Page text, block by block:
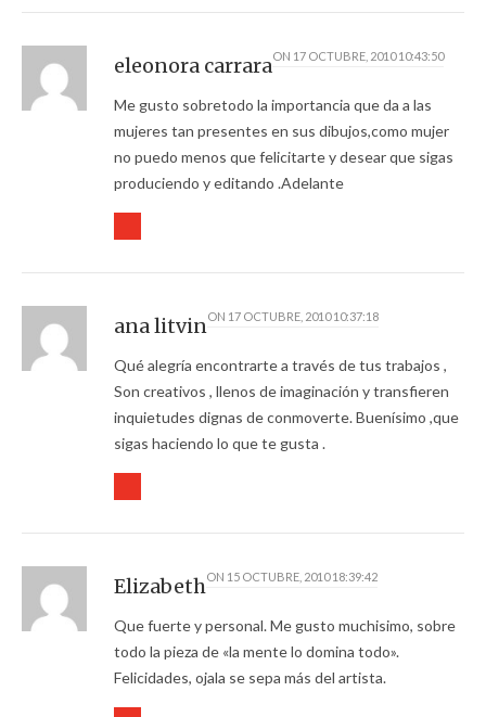
eleonora carraraON 17 OCTUBRE, 2010 10:43:50
Me gusto sobretodo la importancia que da a las
mujeres tan presentes en sus dibujos,como mujer
no puedo menos que felicitarte y desear que sigas
produciendo y editando .Adelante
ana litvinON 17 OCTUBRE, 2010 10:37:18
Qué alegría encontrarte a través de tus trabajos ,
Son creativos , llenos de imaginación y transfieren
inquietudes dignas de conmoverte. Buenísimo ,que
sigas haciendo lo que te gusta .
ElizabethON 15 OCTUBRE, 2010 18:39:42
Que fuerte y personal. Me gusto muchisimo, sobre
todo la pieza de «la mente lo domina todo».
Felicidades, ojala se sepa más del artista.